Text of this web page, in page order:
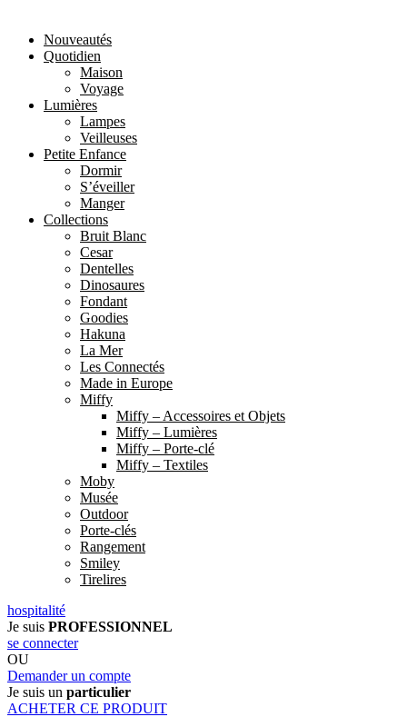
Nouveautés
Quotidien
Maison
Voyage
Lumières
Lampes
Veilleuses
Petite Enfance
Dormir
S’éveiller
Manger
Collections
Bruit Blanc
Cesar
Dentelles
Dinosaures
Fondant
Goodies
Hakuna
La Mer
Les Connectés
Made in Europe
Miffy
Miffy – Accessoires et Objets
Miffy – Lumières
Miffy – Porte-clé
Miffy – Textiles
Moby
Musée
Outdoor
Porte-clés
Rangement
Smiley
Tirelires
hospitalité
Je suis PROFESSIONNEL
se connecter
OU
Demander un compte
Je suis un particulier
ACHETER CE PRODUIT